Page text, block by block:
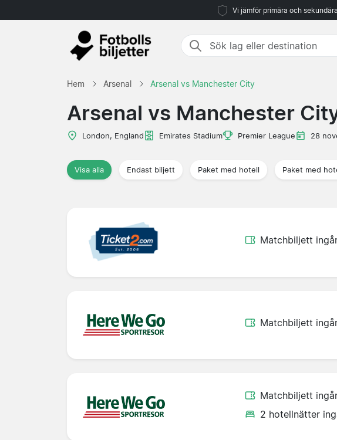
Vi jämför primära och
Hem Arsenal Arsenal vs Manchester City
Arsenal vs Manchester
London, England Emirates Stadium Premier League 28
Visa alla Endast biljett Paket med hotell Paket med
Matchbiljett
Matchbiljett
Matchbiljett
2 hotellnätter